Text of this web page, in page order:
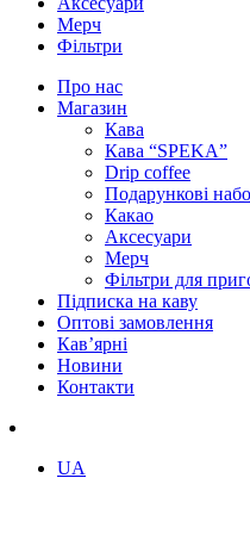
Мерч
Фільтри
Про нас
Магазин
Кава
Кава “SPEKA”
Drip coffee
Подарункові
Какао
Аксесуари
Мерч
Фільтри для
Підписка на каву
Оптові замовлення
Кав’ярні
Новини
Контакти
UA